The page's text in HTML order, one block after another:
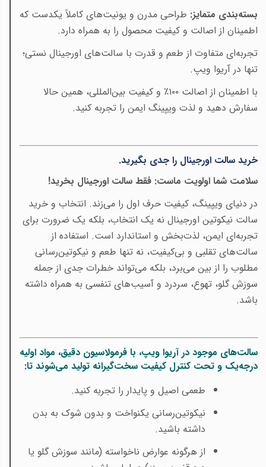
بسته‌بندی متمایز: طراحی مدرن و یونیت‌های کاملاً یکدست که
اطمینان از اصالت و کیفیت محصول را به همراه دارد.
تجربه‌ای متفاوت از طعم و قدرت با سالت‌های اورجینال نستی؛
تنها در آریوا ویپ.
با اطمینان از اصالت ۱۰۰٪ و کیفیت بین‌المللی، همین حالا
سفارش دهید و لذت ویپینگ ایمن را تجربه کنید.
خرید سالت اورجینال را جدی بگیرید.
سلامت شما اولویت ماست: فقط سالت اورجینال بخرید!
در دنیای ویپینگ، کیفیت حرف اول را می‌زند. انتخاب و خرید
سالت نیکوتین اورجینال نه یک انتخاب، بلکه یک ضرورت برای
تجربه‌ای ایمن، لذت‌بخش و استاندارد است. استفاده از
سالت‌های تقلبی و بی‌کیفیت، نه تنها طعم و نیکوتین‌رسانی
مطلوب را از بین می‌برد، بلکه می‌تواند خطرات جدی از جمله
سوزش گلو، تهوع، سردرد و آسیب‌های تنفسی به همراه داشته
باشد.
سالت‌های موجود در آریوا ویپ، با فرمولاسیون دقیق، مواد اولیه
درجه‌یک و تحت کنترل کیفیت سخت‌گیرانه تولید می‌شوند تا:
طعمی اصیل و پایدار را تجربه کنید.
نیکوتین‌رسانی یکنواخت و بدون شوک به بدن
داشته باشید.
از هرگونه عوارض ناخواسته (مانند سوزش گلو یا